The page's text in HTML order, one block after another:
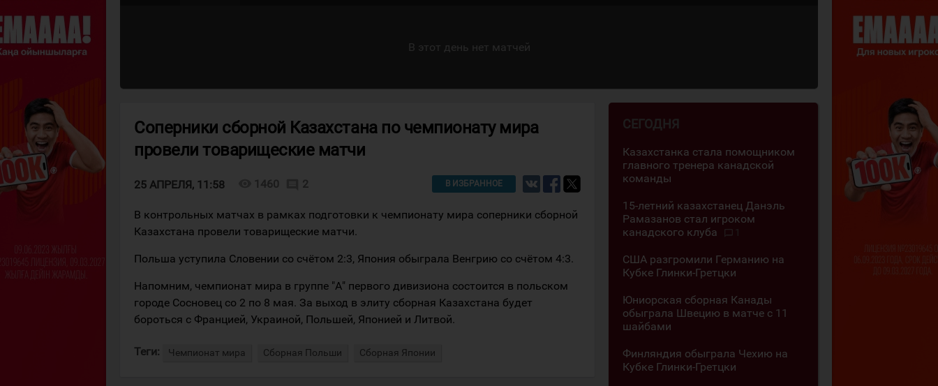
В этот день нет матчей
Соперники сборной Казахстана по чемпионату мира
провели товарищеские матчи
25 АПРЕЛЯ, 11:58 1460 2 В ИЗБРАННОЕ
В контрольных матчах в рамках подготовки к чемпионату мира соперники сборной
Казахстана провели товарищеские матчи.
Польша уступила Словении со счётом 2:3, Япония обыграла Венгрию со счётом 4:3.
Напомним, чемпионат мира в группе "А" первого дивизиона состоится в польском
городе Сосновец со 2 по 8 мая. За выход в элиту сборная Казахстана будет
бороться с Францией, Украиной, Польшей, Японией и Литвой.
Теги: Чемпионат мира Сборная Польши Сборная Японии
СЕГОДНЯ
Казахстанка стала помощником
главного тренера канадской
команды
15-летний казахстанец Данэль
Рамазанов стал игроком
канадского клуба
1
США разгромили Германию на
Кубке Глинки-Гретцки
Юниорская сборная Канады
обыграла Швецию в матче с 11
шайбами
Финляндия обыграла Чехию на
Кубке Глинки-Гретцки